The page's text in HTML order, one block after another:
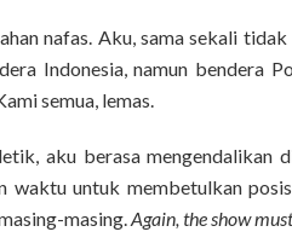
nafas. Aku, sama sekali
Indonesia, namun bendera
semua, lemas.
aku berasa mengendalikan
waktu untuk membetulkan
masing.Again, the show